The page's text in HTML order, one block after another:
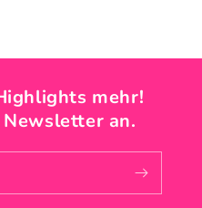
mehr!
an.